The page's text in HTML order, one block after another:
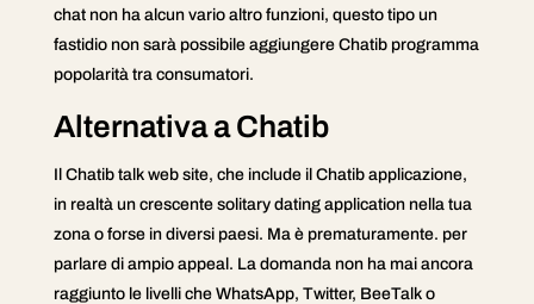
chat non ha alcun vario altro funzioni, questo tipo un
fastidio non sarà possibile aggiungere Chatib programma
popolarità tra consumatori.
Alternativa a Chatib
Il Chatib talk web site, che include il Chatib applicazione,
in realtà un crescente solitary dating application nella tua
zona o forse in diversi paesi. Ma è prematuramente. per
parlare di ampio appeal. La domanda non ha mai ancora
raggiunto le livelli che WhatsApp, Twitter, BeeTalk o